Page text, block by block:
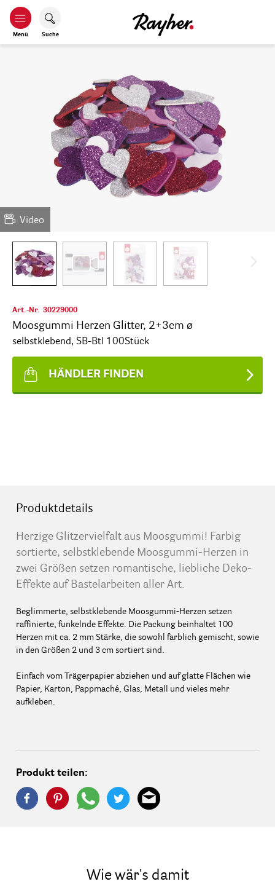
Menü Suche
Video
Art.-Nr. 30229000
Moosgummi Herzen Glitter, 2+3cm ø
selbstklebend, SB-Btl 100Stück
HÄNDLER FINDEN
Produktdetails
Herzige Glitzervielfalt aus Moosgummi! Farbig
sortierte, selbstklebende Moosgummi-Herzen in
zwei Größen setzen romantische, liebliche Deko-
Effekte auf Bastelarbeiten aller Art.
Beglimmerte, selbstklebende Moosgummi-Herzen setzen
raffinierte, funkelnde Effekte. Die Packung beinhaltet 100
Herzen mit ca. 2 mm Stärke, die sowohl farblich gemischt, sowie
in den Größen 2 und 3 cm sortiert sind.
Einfach vom Trägerpapier abziehen und auf glatte Flächen wie
Papier, Karton, Pappmaché, Glas, Metall und vieles mehr
aufkleben.
Produkt teilen:
Wie wär's damit